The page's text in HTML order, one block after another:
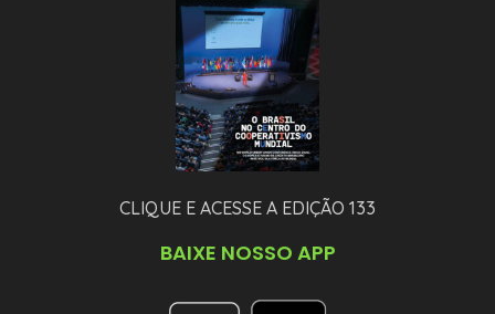
CLIQUE E ACESSE A EDIÇÃO 133
BAIXE NOSSO APP